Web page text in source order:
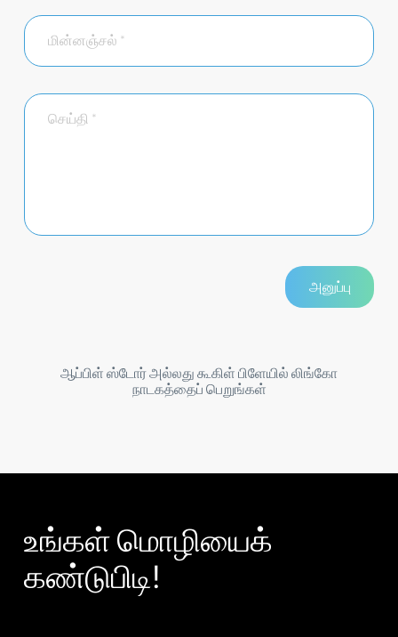
ஆப்பிள் ஸ்டோர் அல்லது கூகிள் பிளேயில் லிங்கோ
நாடகத்தைப் பெறுங்கள்
உங்கள் மொழியைக்
கண்டுபிடி!